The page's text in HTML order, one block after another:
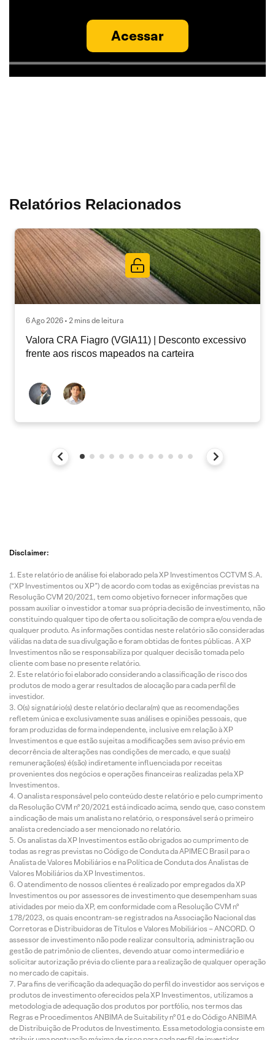
Acessar
Relatórios Relacionados
6 Ago 2026 • 2 mins de leitura
Valora CRA Fiagro (VGIA11) | Desconto excessivo
frente aos riscos mapeados na carteira
Disclaimer:
Este relatório de análise foi elaborado pela XP Investimentos CCTVM S.A.
(“XP Investimentos ou XP”) de acordo com todas as exigências previstas na
Resolução CVM 20/2021, tem como objetivo fornecer informações que
possam auxiliar o investidor a tomar sua própria decisão de investimento, não
constituindo qualquer tipo de oferta ou solicitação de compra e/ou venda de
qualquer produto. As informações contidas neste relatório são consideradas
válidas na data de sua divulgação e foram obtidas de fontes públicas. A XP
Investimentos não se responsabiliza por qualquer decisão tomada pelo
cliente com base no presente relatório.
Este relatório foi elaborado considerando a classificação de risco dos
produtos de modo a gerar resultados de alocação para cada perfil de
investidor.
O(s) signatário(s) deste relatório declara(m) que as recomendações
refletem única e exclusivamente suas análises e opiniões pessoais, que
foram produzidas de forma independente, inclusive em relação à XP
Investimentos e que estão sujeitas a modificações sem aviso prévio em
decorrência de alterações nas condições de mercado, e que sua(s)
remuneração(es) é(são) indiretamente influenciada por receitas
provenientes dos negócios e operações financeiras realizadas pela XP
Investimentos.
O analista responsável pelo conteúdo deste relatório e pelo cumprimento
da Resolução CVM nº 20/2021 está indicado acima, sendo que, caso constem
a indicação de mais um analista no relatório, o responsável será o primeiro
analista credenciado a ser mencionado no relatório.
Os analistas da XP Investimentos estão obrigados ao cumprimento de
todas as regras previstas no Código de Conduta da APIMEC Brasil para o
Analista de Valores Mobiliários e na Política de Conduta dos Analistas de
Valores Mobiliários da XP Investimentos.
O atendimento de nossos clientes é realizado por empregados da XP
Investimentos ou por assessores de investimento que desempenham suas
atividades por meio da XP, em conformidade com a Resolução CVM nº
178/2023, os quais encontram-se registrados na Associação Nacional das
Corretoras e Distribuidoras de Títulos e Valores Mobiliários – ANCORD. O
assessor de investimento não pode realizar consultoria, administração ou
gestão de patrimônio de clientes, devendo atuar como intermediário e
solicitar autorização prévia do cliente para a realização de qualquer operação
no mercado de capitais.
Para fins de verificação da adequação do perfil do investidor aos serviços e
produtos de investimento oferecidos pela XP Investimentos, utilizamos a
metodologia de adequação dos produtos por portfólio, nos termos das
Regras e Procedimentos ANBIMA de Suitability nº 01 e do Código ANBIMA
de Distribuição de Produtos de Investimento. Essa metodologia consiste em